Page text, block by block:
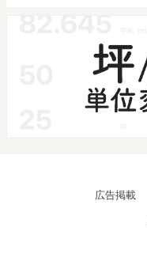
広告掲載